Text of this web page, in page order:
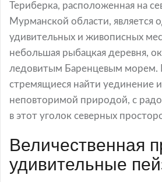
Териберка, расположенная на
Мурманской области, является
удивительных и живописных
небольшая рыбацкая деревня,
ледовитым Баренцевым морем.
стремящиеся найти уединение и
неповторимой природой, с
в этот уголок северных
Величественная
удивительные